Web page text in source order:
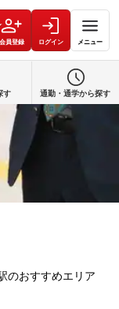
会員登録 ログイン メニュー
のおすすめエリア
す 通勤・通学から探す